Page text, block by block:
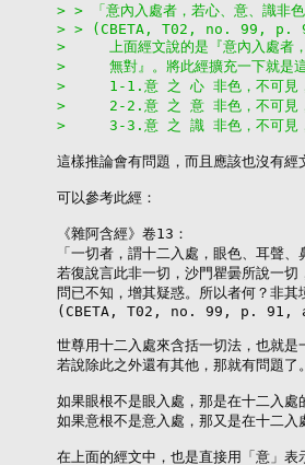
> > 「意內入處者，若心、意、識非
> > (CBETA, T02, no. 99, p.
>     上面經文說的是『意內入處者，
>     無對』。將此經擴充一下就是
>     1-1.意 之 心 非色，不可見
>     2-2.意 之 意 非色，不可見
>     3-3.意 之 識 非色，不可見
這樣推論會有問題，而且應該也沒有經
可以參考此經：
《雜阿含經》卷13：
「一切者，謂十二入處，眼色、耳聲
若復說言此非一切，沙門瞿曇所說一
問已不知，增其疑惑。所以者何？非其
(CBETA, T02, no. 99, p. 91,
世尊用十二入處來含括一切法，也就是
若說除此之外還有其他，那就有問題了
如果眼根不是眼入處，那是在十二入處
如果意根不是意入處，那又是在十二入
在上面的經文中，也是直接用「意」表